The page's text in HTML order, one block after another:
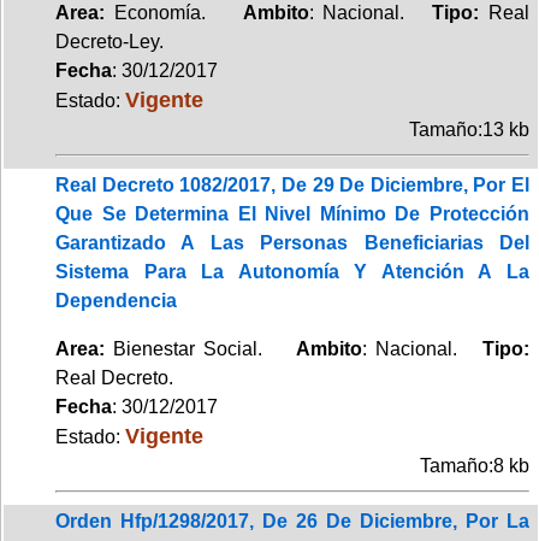
Area: Economía. Ambito: Nacional.Tipo:
Real
Decreto-Ley.
Fecha: 30/12/2017
Estado: Vigente
Tamaño:13 kb
Real Decreto 1082/2017, De 29 De Diciembre, Por El
Que Se Determina El Nivel Mínimo De Protección
Garantizado A Las Personas Beneficiarias Del
Sistema Para La Autonomía Y Atención A La
Dependencia
Area: Bienestar Social. Ambito: Nacional. Tipo:
Real Decreto.
Fecha: 30/12/2017
Estado: Vigente
Tamaño:8 kb
Orden Hfp/1298/2017, De 26 De Diciembre, Por La